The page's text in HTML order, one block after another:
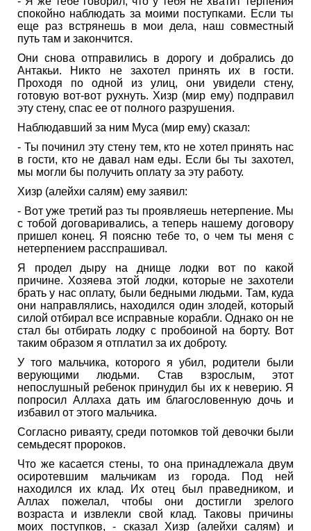
спокойно наблюдать за моими поступками. Если ты
еще раз встрянешь в мои дела, наш совместный
путь там и закончится.
Они снова отправились в дорогу и добрались до
Антакьи. Никто не захотел принять их в гости.
Проходя по одной из улиц, они увидели стену,
готовую вот-вот рухнуть. Хизр (мир ему) подправил
эту стену, спас ее от полного разрушения.
Наблюдавший за ним Муса (мир ему) сказал:
- Ты починил эту стену тем, кто не хотел принять нас
в гости, кто не давал нам еды. Если бы ты захотел,
мы могли бы получить оплату за эту работу.
Хизр (алейхи салям) ему заявил:
- Вот уже третий раз ты проявляешь нетерпение. Мы
с тобой договаривались, а теперь нашему договору
пришел конец. Я поясню тебе то, о чем ты меня с
нетерпением расспрашивал.
Я продел дыру на днище лодки вот по какой
причине. Хозяева этой лодки, которые не захотели
брать у нас оплату, были бедными людьми. Там, куда
они направлялись, находился один злодей, который
силой отбирал все исправные корабли. Однако он не
стал бы отбирать лодку с пробоиной на борту. Вот
таким образом я отплатил за их доброту.
У того мальчика, которого я убил, родители были
верующими людьми. Став взрослым, этот
непослушный ребенок принудил бы их к неверию. Я
попросил Аллаха дать им благословенную дочь и
избавил от этого мальчика.
Согласно риваяту, среди потомков той девочки были
семьдесят пророков.
Что же касается стены, то она принадлежала двум
осиротевшим мальчикам из города. Под ней
находился их клад. Их отец был праведником, и
Аллах пожелал, чтобы они достигли зрелого
возраста и извлекли свой клад. Таковы причины
моих поступков, - сказал Хизр (алейхи салям) и